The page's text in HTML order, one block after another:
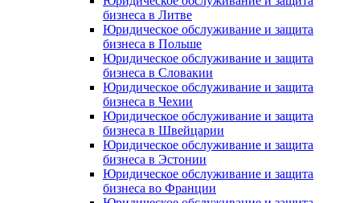
бизнеса в Литве
Юридическое обслуживание и защита
бизнеса в Польше
Юридическое обслуживание и защита
бизнеса в Словакии
Юридическое обслуживание и защита
бизнеса в Чехии
Юридическое обслуживание и защита
бизнеса в Швейцарии
Юридическое обслуживание и защита
бизнеса в Эстонии
Юридическое обслуживание и защита
бизнеса во Франции